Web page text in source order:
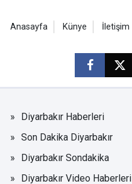
Anasayfa Künye İletişim
Diyarbakır Haberleri
Son Dakika Diyarbakır
Diyarbakır Sondakika
Diyarbakır Video Haberleri